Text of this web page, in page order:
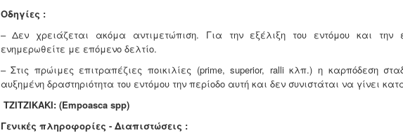
Οδηγίες :
–Δεν χρειάζεται ακόμα αντιμετώπιση. Για την εξέλιξη του εντόμου και
ενημερωθείτε με επόμενο δελτίο.
–Στις πρώιμες επιτραπέζιες ποικιλίες (prime, superior, ralli κλπ.) η καρπόδεση
αυξημένη δραστηριότητα του εντόμου την περίοδο αυτή και δεν συνιστάται να γίνει
TZITZIKAKI: (Empoasca spp)
Γενικές πληροφορίες - Διαπιστώσεις :